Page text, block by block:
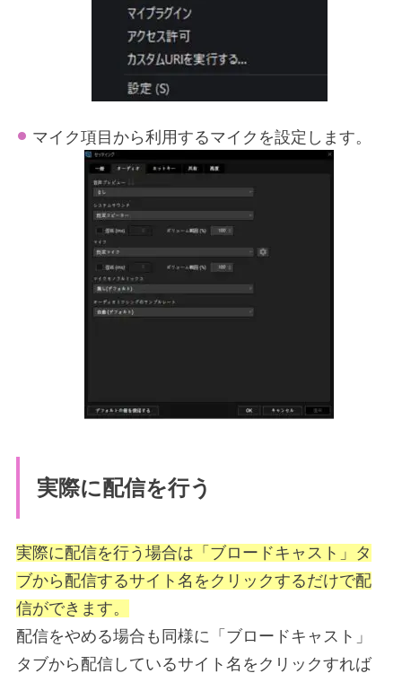
マイク項目から利用するマイクを設定します。
実際に配信を行う
実際に配信を行う場合は「ブロードキャスト」タ
ブから配信するサイト名をクリックするだけで配
信ができます。
配信をやめる場合も同様に「ブロードキャスト」
タブから配信しているサイト名をクリックすれば